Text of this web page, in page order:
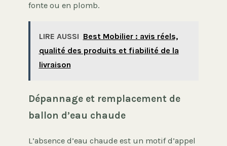
fonte ou en plomb.
LIRE AUSSI Best Mobilier : avis réels,
qualité des produits et fiabilité de la
livraison
Dépannage et remplacement de
ballon d’eau chaude
L’absence d’eau chaude est un motif d’appel